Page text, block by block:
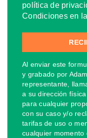
política de
Condiciones en
Al enviar este
y grabado por
representante,
a su dirección
para cualquier
con su caso y/o
tarifas de uso o
cualquier momento